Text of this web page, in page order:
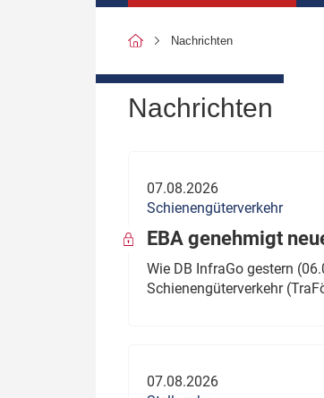
SPNV-Marktdaten
Politik
Verbände: Wer spricht für
wen?
Thema des Monats
Nachrichten
Nachrichten
07.08.2026
Schienengüterverkehr
EBA genehmigt
Wie DB InfraGo gestern
Schienengüterverkehr
07.08.2026